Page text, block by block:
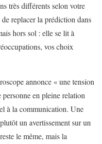
très différents selon votre
replacer la prédiction dans
hors sol : elle se lit à
vos choix
annonce « une tension
personne en pleine relation
à la communication. Une
un avertissement sur un
le même, mais la